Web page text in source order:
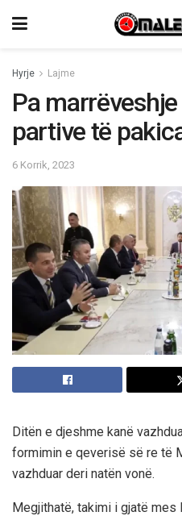
Hyrje Lajme
Pa
partive të
6 Korrik, 2023
Ditën e djeshme kanë
formimin e qeverisë së re të
vazhduar deri natën vonë.
Megjithatë, takimi i gjatë